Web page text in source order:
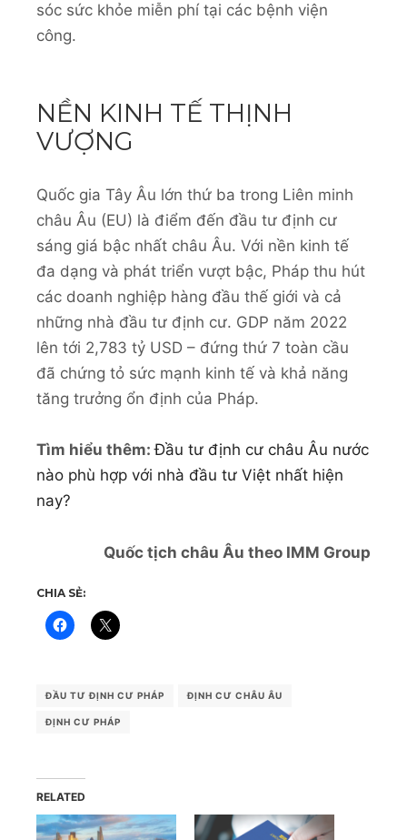
sóc sức khỏe miễn phí tại các bệnh viện
công.
NỀN KINH TẾ THỊNH
VƯỢNG
Quốc gia Tây Âu lớn thứ ba trong Liên minh
châu Âu (EU) là điểm đến đầu tư định cư
sáng giá bậc nhất châu Âu. Với nền kinh tế
đa dạng và phát triển vượt bậc, Pháp thu hút
các doanh nghiệp hàng đầu thế giới và cả
những nhà đầu tư định cư. GDP năm 2022
lên tới 2,783 tỷ USD – đứng thứ 7 toàn cầu
đã chứng tỏ sức mạnh kinh tế và khả năng
tăng trưởng ổn định của Pháp.
Tìm hiểu thêm:Đầu tư định cư châu Âu nước
nào phù hợp với nhà đầu tư Việt nhất hiện
nay?
Quốc tịch châu Âu theo IMM Group
CHIA SẺ:
ĐẦU TƯ ĐỊNH CƯ PHÁP ĐỊNH CƯ CHÂU ÂU
ĐỊNH CƯ PHÁP
RELATED